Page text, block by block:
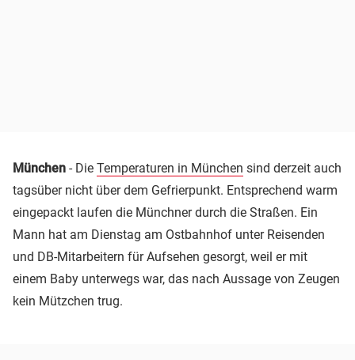
München - Die Temperaturen in München sind derzeit auch
tagsüber nicht über dem Gefrierpunkt. Entsprechend warm
eingepackt laufen die Münchner durch die Straßen. Ein
Mann hat am Dienstag am Ostbahnhof unter Reisenden
und DB-Mitarbeitern für Aufsehen gesorgt, weil er mit
einem Baby unterwegs war, das nach Aussage von Zeugen
kein Mützchen trug.